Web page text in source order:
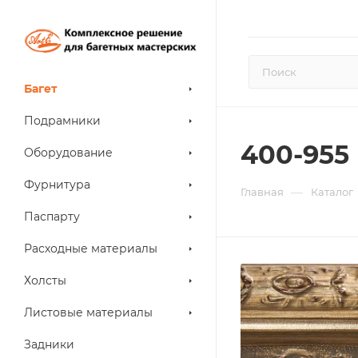
Багет
Подрамники
Оборудование
Фурнитура
Паспарту
Расходные материалы
Холсты
Листовые материалы
Задники
400-955
Главная — Каталог